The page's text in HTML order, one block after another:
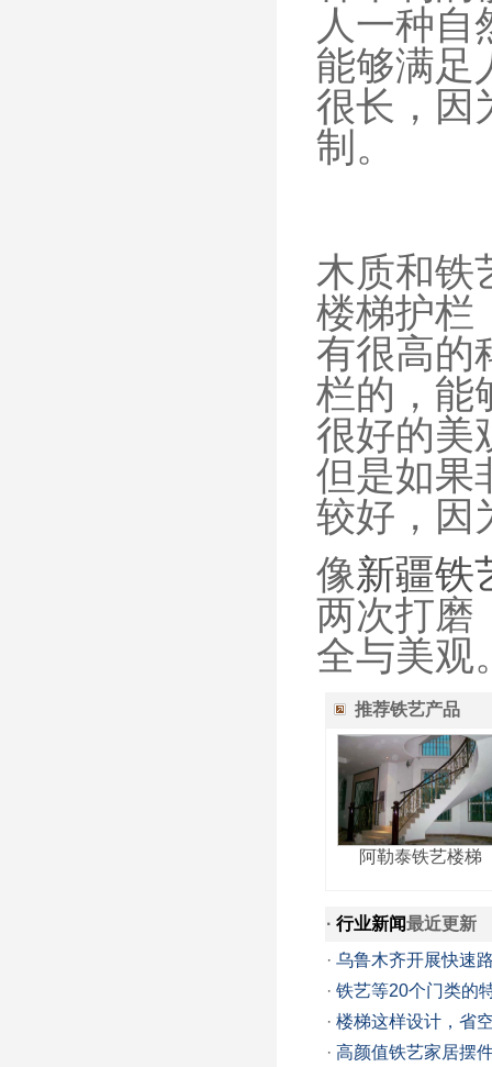
人一种自
能够满足
很长，因
制。
木质和铁
楼梯护栏
有很高的
栏的，能
很好的美
但是如果
较好，因
像新疆铁
两次打磨
全与美观
推荐铁艺产品
阿勒泰铁艺楼梯
· 行业新闻最近更新
· 乌鲁木齐开展快速
· 铁艺等20个门类的
· 楼梯这样设计，省
· 高颜值铁艺家居摆